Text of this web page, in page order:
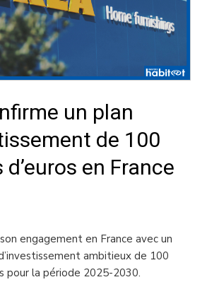
un plan
de 100
en France
engagement en France avec un
ambitieux de 100
pour la période 2025-2030.